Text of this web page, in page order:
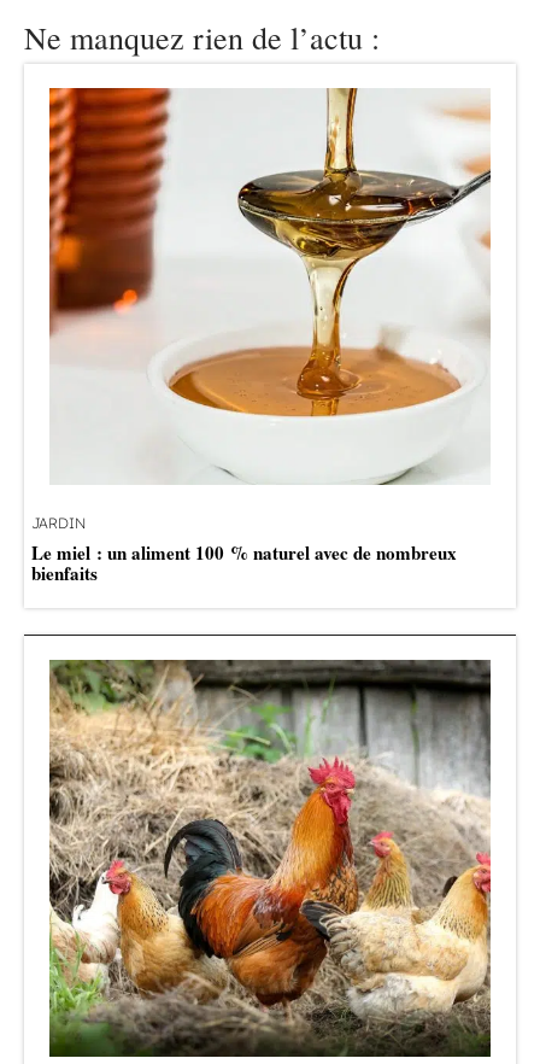
Ne manquez rien de l’actu :
JARDIN
Le miel : un aliment 100 % naturel avec de nombreux
bienfaits